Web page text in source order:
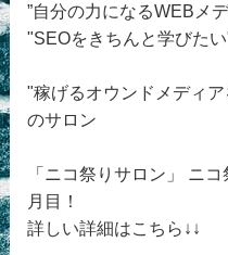
”自分の力になるWEBメ
"SEOをきちんと学びた
"稼げるオウンドメディ
のサロン
「ニコ祭りサロン」 ニ
月目！
詳しい詳細はこちら↓↓